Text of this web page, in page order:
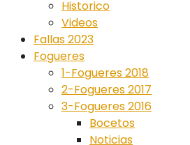
Historico
Videos
Fallas 2023
Fogueres
1-Fogueres 2018
2-Fogueres 2017
3-Fogueres 2016
Bocetos
Noticias